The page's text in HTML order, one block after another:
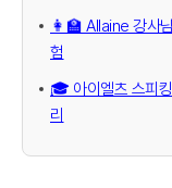
👩‍🏫 Allaine 강사
험
🎓 아이엘츠 스피
리